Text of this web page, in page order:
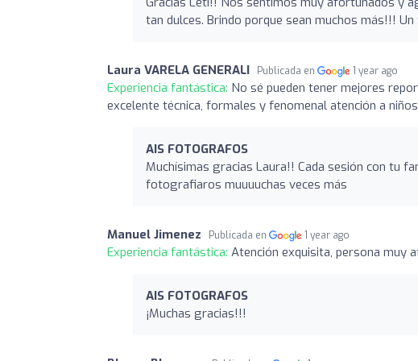
tan dulces. Brindo porque sean muchos más!!!
Laura VARELA GENERALI Publicada en 1 year ago
Experiencia fantástica: No sé pueden tener mejores
excelente técnica, formales y fenomenal atención a
AIS FOTOGRAFOS
Muchísimas gracias Laura!! Cada sesión con tu
fotografiaros muuuuchas veces más
Manuel Jimenez Publicada en 1 year ago
Experiencia fantástica: Atención exquisita, persona muy
AIS FOTOGRAFOS
¡Muchas gracias!!!